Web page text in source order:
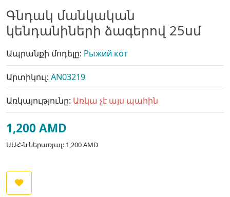
Գնդակ մանկական
կենդանիների ձագերով 25սմ
Ապրանքի մոդելը: Рыжий кот
Արտիկուլ: AN03219
Առկայությունը: Առկա չէ այս պահին
1,200 AMD
ԱԱՀ-ն ներառյալ: 1,200 AMD